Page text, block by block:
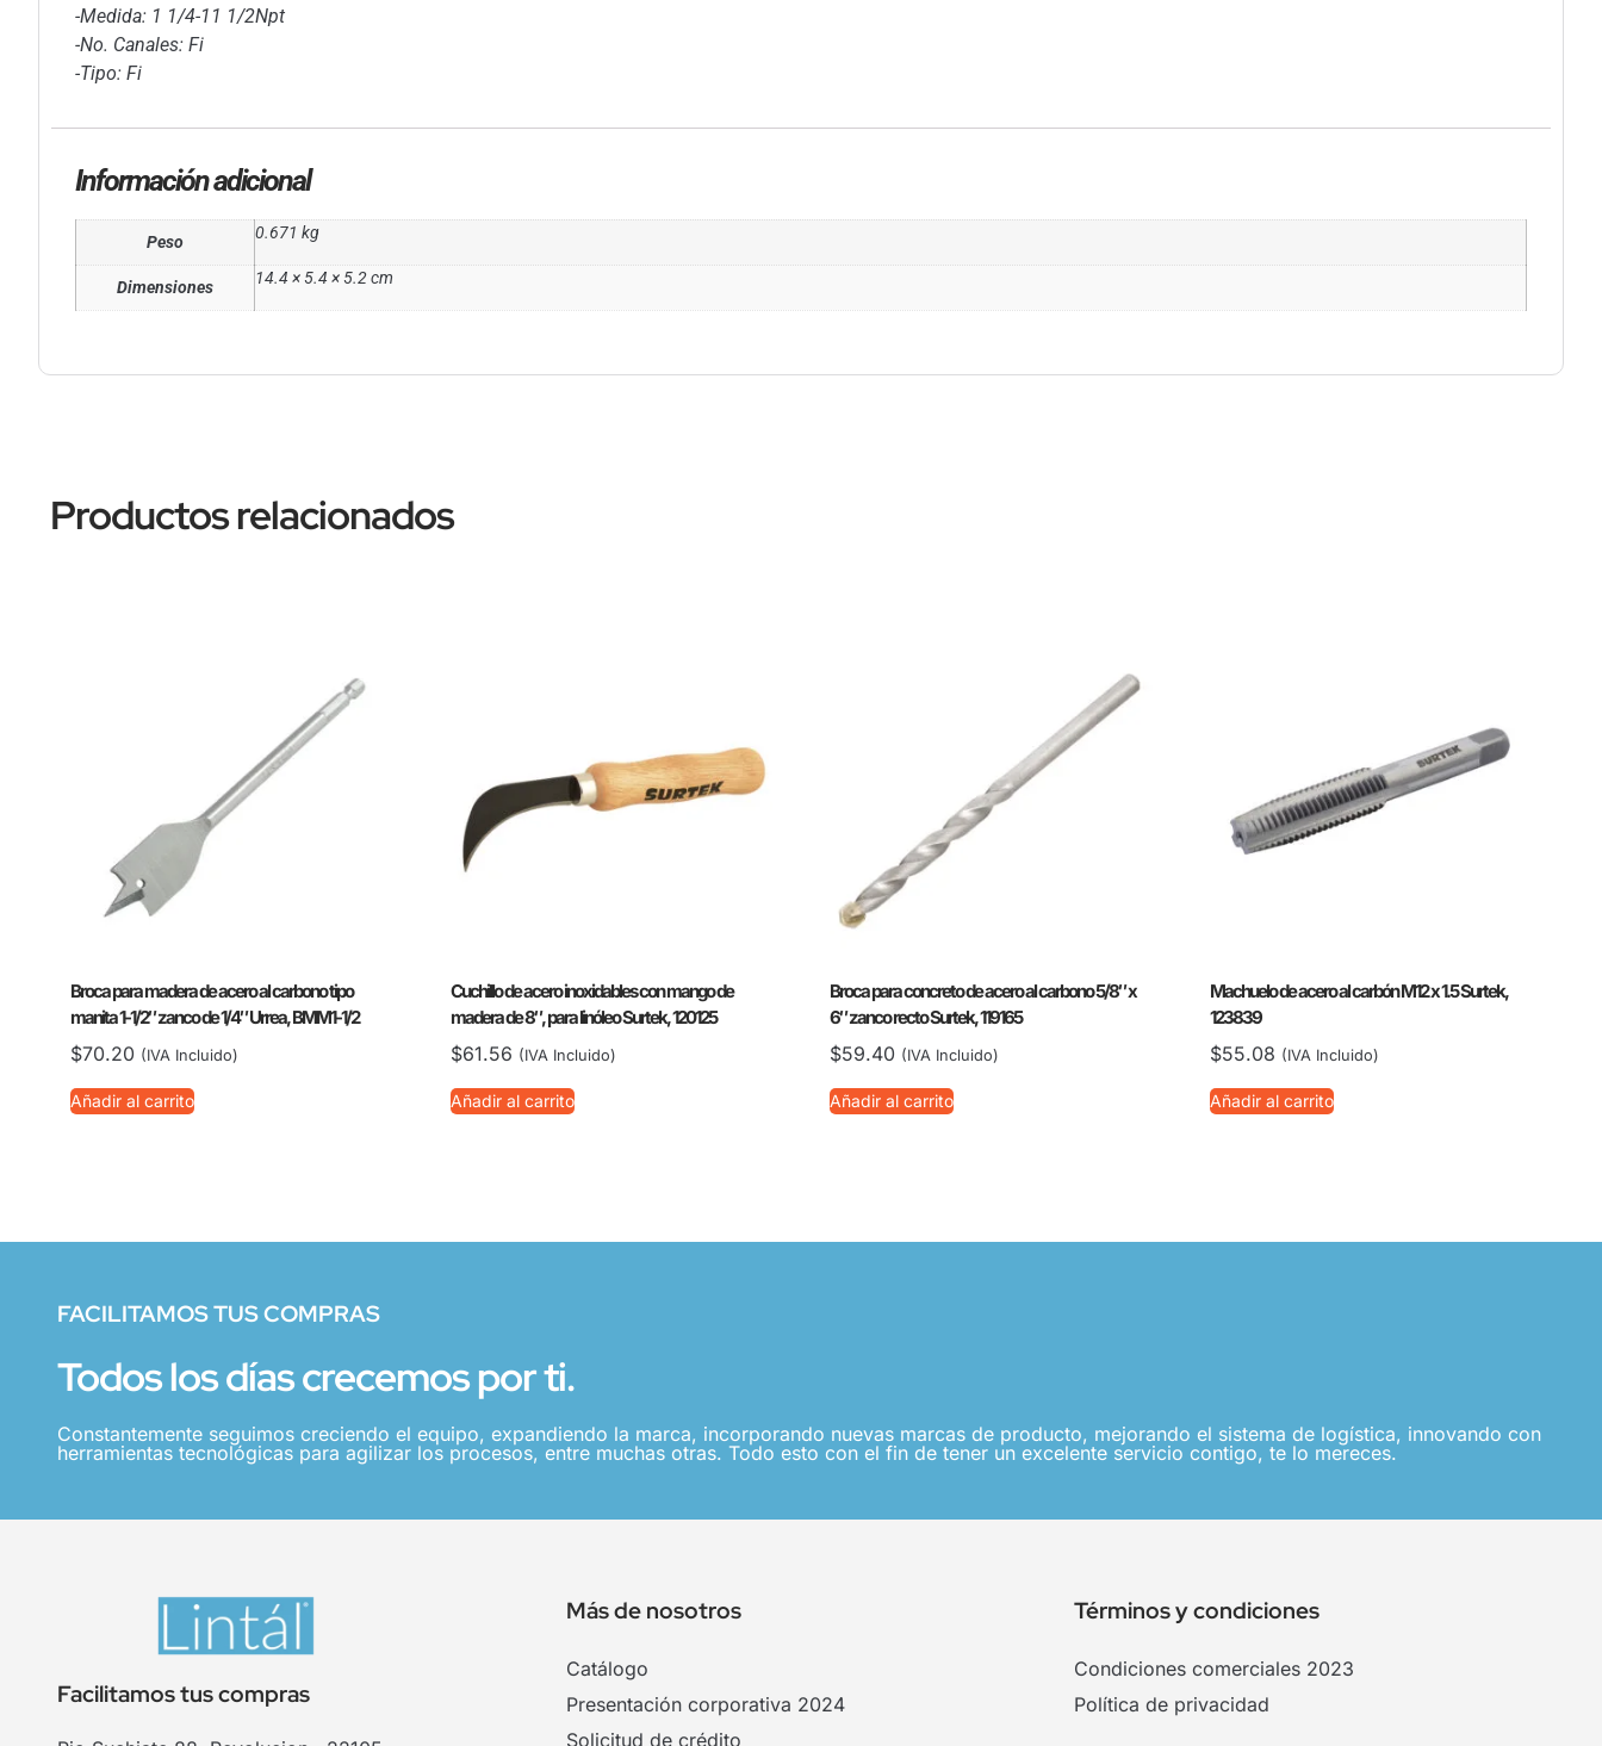
-Medida: 1 1/4-11 1/2Npt
-No. Canales: Fi
-Tipo: Fi
Información adicional
Peso 0.671 kg
Dimensiones 14.4 × 5.4 × 5.2 cm
Productos relacionados
Broca para madera de acero al carbono tipo
manita 1-1/2″ zanco de 1/4″ Urrea, BMM1-1/2
$70.20 (IVA Incluido)
Añadir al carrito
Cuchillo de acero inoxidables con mango de
madera de 8″, para linóleo Surtek, 120125
$61.56 (IVA Incluido)
Añadir al carrito
Broca para concreto de acero al carbono 5/8″ x
6″ zanco recto Surtek, 119165
$59.40 (IVA Incluido)
Añadir al carrito
Machuelo de acero al carbón M12 x 1.5 Surtek,
123839
$55.08 (IVA Incluido)
Añadir al carrito
FACILITAMOS TUS COMPRAS
Todos los días crecemos por ti.
Constantemente seguimos creciendo el equipo, expandiendo la marca, incorporando nuevas marcas de producto, mejorando el sistema de logística, innovando con
herramientas tecnológicas para agilizar los procesos, entre muchas otras. Todo esto con el fin de tener un excelente servicio contigo, te lo mereces.
Facilitamos tus compras
Más de nosotros
Catálogo
Presentación corporativa 2024
Solicitud de crédito
Términos y condiciones
Condiciones comerciales 2023
Política de privacidad